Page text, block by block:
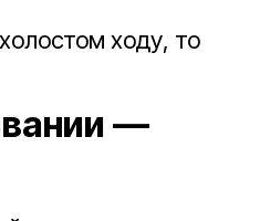
ходу, то
—